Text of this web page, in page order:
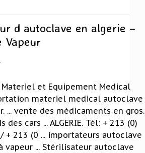
d autoclave en algerie –
Vapeur
et Equipement Medical
materiel medical autoclave
... vente des médicaments en gros.
des cars ... ALGERIE. Tél: + 213 (0)
+ 213 (0 ... importateurs autoclave
vapeur ... Stérilisateur autoclave